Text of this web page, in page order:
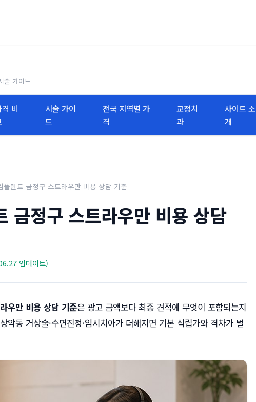
술 가이드
비
시술 가이
드
전국 지역별 가
격
교정치
과
사이트 소
개
플란트 금정구 스트라우만 비용 상담 기준
금정구 스트라우만 비용 상담
업데이트)
우만 비용 상담 기준은 광고 금액보다 최종 견적에 무엇이 포함되는지
악동 거상술·수면진정·임시치아가 더해지면 기본 식립가와 격차가 벌